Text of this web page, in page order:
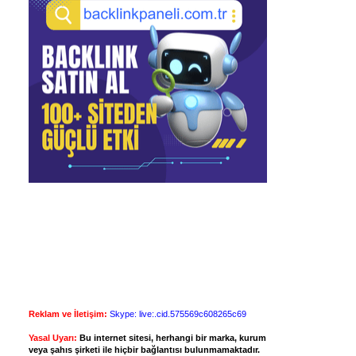
Reklam ve İletişim: Skype: live:.cid.575569c608265c69
Yasal Uyarı: Bu internet sitesi, herhangi bir marka, kurum
veya şahıs şirketi ile hiçbir bağlantısı bulunmamaktadır.